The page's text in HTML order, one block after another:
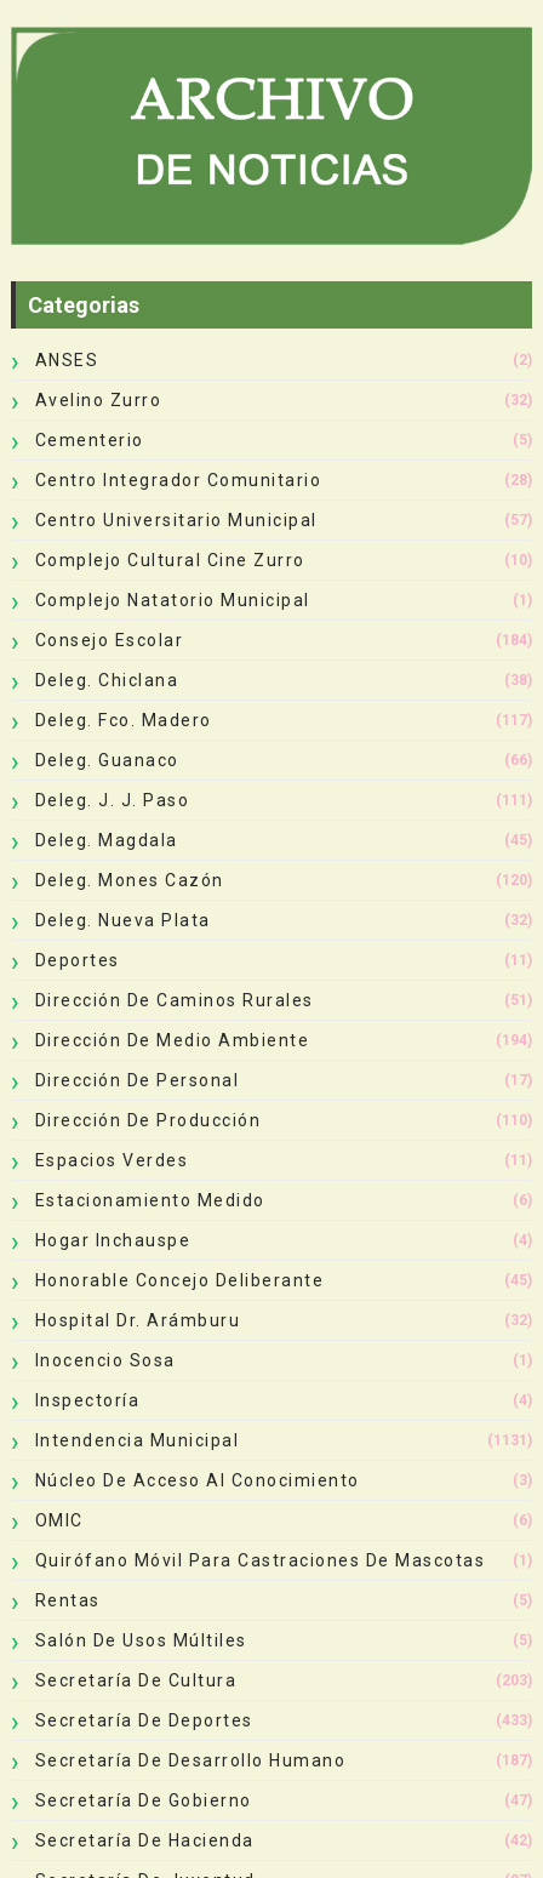
Categorias
ANSES (2)
Avelino Zurro (32)
Cementerio (5)
Centro Integrador Comunitario (28)
Centro Universitario Municipal (57)
Complejo Cultural Cine Zurro (10)
Complejo Natatorio Municipal (1)
Consejo Escolar (184)
Deleg. Chiclana (38)
Deleg. Fco. Madero (117)
Deleg. Guanaco (66)
Deleg. J. J. Paso (111)
Deleg. Magdala (45)
Deleg. Mones Cazón (120)
Deleg. Nueva Plata (32)
Deportes (11)
Dirección De Caminos Rurales (51)
Dirección De Medio Ambiente (194)
Dirección De Personal (17)
Dirección De Producción (110)
Espacios Verdes (11)
Estacionamiento Medido (6)
Hogar Inchauspe (4)
Honorable Concejo Deliberante (45)
Hospital Dr. Arámburu (32)
Inocencio Sosa (1)
Inspectoría (4)
Intendencia Municipal (1131)
Núcleo De Acceso Al Conocimiento (3)
OMIC (6)
Quirófano Móvil Para Castraciones De Mascotas (1)
Rentas (5)
Salón De Usos Múltiles (5)
Secretaría De Cultura (203)
Secretaría De Deportes (433)
Secretaría De Desarrollo Humano (187)
Secretaría De Gobierno (47)
Secretaría De Hacienda (42)